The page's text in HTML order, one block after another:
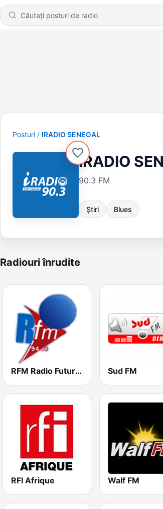
Posturi IRADIO SENEGAL
IRADIO
90.3 FM
Știri Blues
Radiouri înrudite
RFM Radio Futurs Medias 94.0 FM Sud FM
RFI Afrique Walf FM